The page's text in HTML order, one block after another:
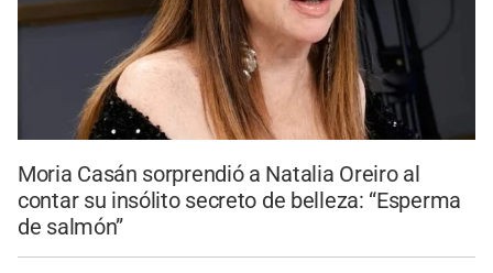
Moria Casán sorprendió a Natalia Oreiro al
contar su insólito secreto de belleza: “Esperma
de salmón”